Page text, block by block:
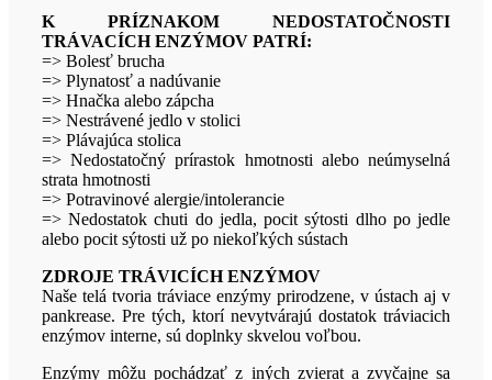
K PRÍZNAKOM NEDOSTATOČNOSTI
TRÁVACÍCH ENZÝMOV PATRÍ:
=> Bolesť brucha
=> Plynatosť a nadúvanie
=> Hnačka alebo zápcha
=> Nestrávené jedlo v stolici
=> Plávajúca stolica
=> Nedostatočný prírastok hmotnosti alebo neúmyselná
strata hmotnosti
=> Potravinové alergie/intolerancie
=> Nedostatok chuti do jedla, pocit sýtosti dlho po jedle
alebo pocit sýtosti už po niekoľkých sústach
ZDROJE TRÁVICÍCH ENZÝMOV
Naše telá tvoria tráviace enzýmy prirodzene, v ústach aj v
pankrease. Pre tých, ktorí nevytvárajú dostatok tráviacich
enzýmov interne, sú doplnky skvelou voľbou.
Enzýmy môžu pochádzať z iných zvierat a zvyčajne sa